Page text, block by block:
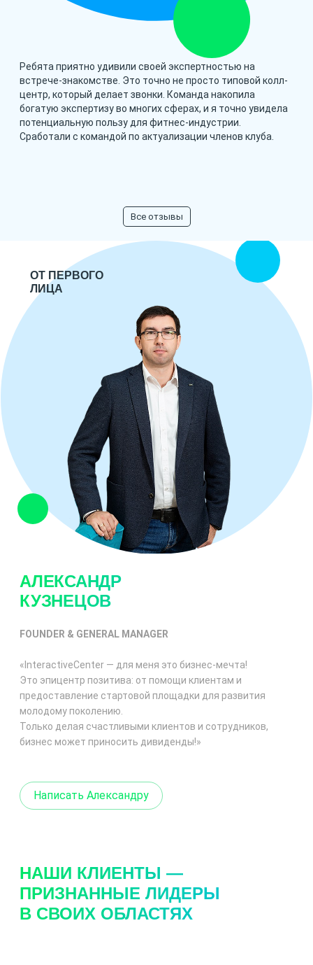
Ребята приятно удивили своей экспертностью на
встрече-знакомстве. Это точно не просто типовой колл-
центр, который делает звонки. Команда накопила
богатую экспертизу во многих сферах, и я точно увидела
потенциальную пользу для фитнес-индустрии.
Сработали с командой по актуализации членов клуба.
Все отзывы
ОТ ПЕРВОГО
ЛИЦА
АЛЕКСАНДР
КУЗНЕЦОВ
FOUNDER & GENERAL MANAGER
«InteractiveCenter — для меня это бизнес-мечта!
Это эпицентр позитива: от помощи клиентам и
предоставление стартовой площадки для развития
молодому поколению.
Только делая счастливыми клиентов и сотрудников,
бизнес может приносить дивиденды!»
Написать Александру
НАШИ КЛИЕНТЫ —
ПРИЗНАННЫЕ ЛИДЕРЫ
В СВОИХ ОБЛАСТЯХ